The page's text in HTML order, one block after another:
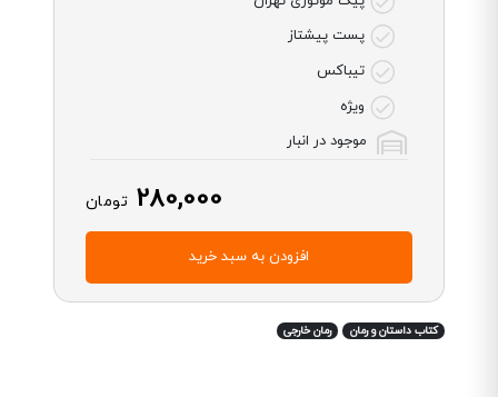
پست پیشتاز
تیباکس
ویژه
موجود در انبار
280,000 تومان
افزودن به سبد خرید
کتاب داستان و رمان رمان خارجی